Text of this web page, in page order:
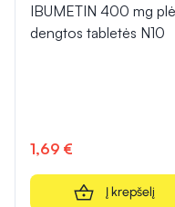
IBUMETIN 400 mg
dengtos tabletės N10
1,69 €
Į krepšelį